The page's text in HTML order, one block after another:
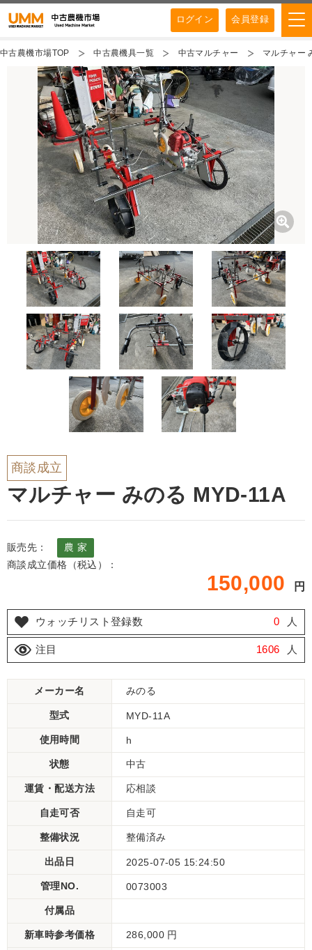
ログイン 会員登録
中古農機市場TOP 中古農機具一覧 中古マルチャー マルチャー
商談成立
マルチャー みのる MYD-11A
販売先：
農 家
商談成立価格（税込）：
150,000 円
ウォッチリスト登録数 0 人
注目 1606 人
メーカー名 みのる
型式 MYD-11A
使用時間 h
状態 中古
運賃・配送方法 応相談
自走可否 自走可
整備状況 整備済み
出品日 2025-07-05 15:24:50
管理NO. 0073003
付属品
新車時参考価格 286,000 円